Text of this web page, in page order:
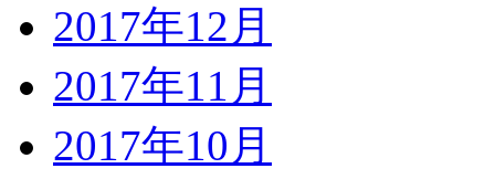
2017年12月
2017年11月
2017年10月